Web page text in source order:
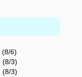
(8/6)
(8/3)
(8/3)